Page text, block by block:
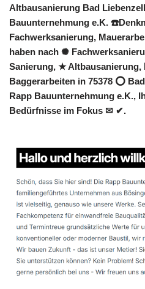
Altbausanierung Bad
Bauunternehmung e.K.
Fachwerksanierung,
haben nach ✺
Sanierung, ★
Baggerarbeiten in 75378 ⭕
Rapp Bauunternehmung e.K.,
Bedürfnisse im Fokus ✉ ✔.